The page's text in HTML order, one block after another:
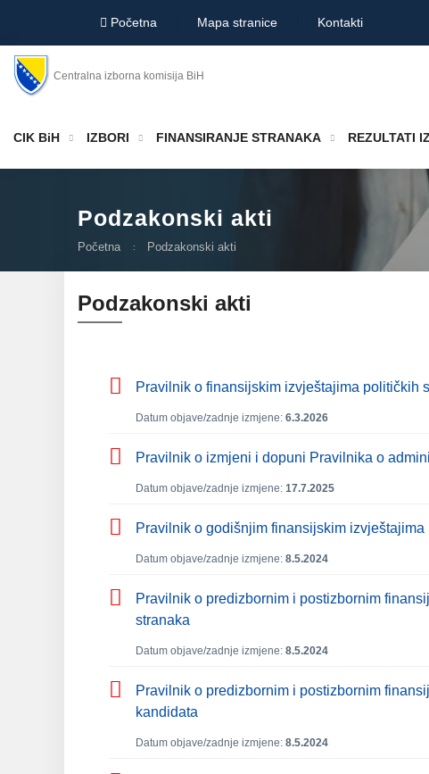
Početna Mapa stranice Kontakti
Centralna izborna komisija BiH
CIK BiH IZBORI FINANSIRANJE STRANAKA REZULTATI
Podzakonski akti
Početna Podzakonski akti
Podzakonski akti
Pravilnik o finansijskim izvještajima političkih
Datum objave/zadnje izmjene: 6.3.2026
Pravilnik o izmjeni i dopuni Pravilnika o
Datum objave/zadnje izmjene: 17.7.2025
Pravilnik o godišnjim finansijskim
Datum objave/zadnje izmjene: 8.5.2024
Pravilnik o predizbornim i postizbornim
stranaka
Datum objave/zadnje izmjene: 8.5.2024
Pravilnik o predizbornim i postizbornim
kandidata
Datum objave/zadnje izmjene: 8.5.2024